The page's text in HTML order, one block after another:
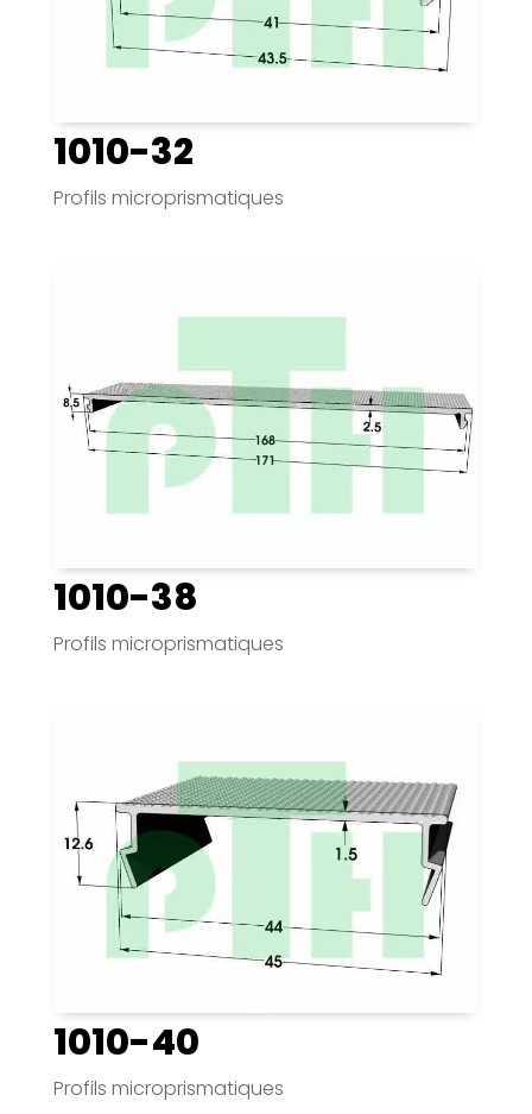
1010-32
Profils microprismatiques
1010-38
Profils microprismatiques
1010-40
Profils microprismatiques